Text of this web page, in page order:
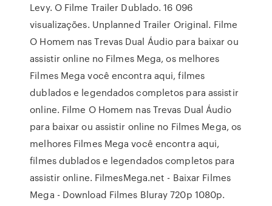
Levy. O Filme Trailer Dublado. 16 096
visualizações. Unplanned Trailer Original. Filme
O Homem nas Trevas Dual Áudio para baixar ou
assistir online no Filmes Mega, os melhores
Filmes Mega você encontra aqui, filmes
dublados e legendados completos para assistir
online. Filme O Homem nas Trevas Dual Áudio
para baixar ou assistir online no Filmes Mega, os
melhores Filmes Mega você encontra aqui,
filmes dublados e legendados completos para
assistir online. FilmesMega.net - Baixar Filmes
Mega - Download Filmes Bluray 720p 1080p.